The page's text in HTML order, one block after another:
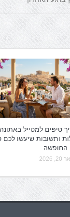
טיפים למטייל
ותשובות שיעשו לכם
החופשה
2026